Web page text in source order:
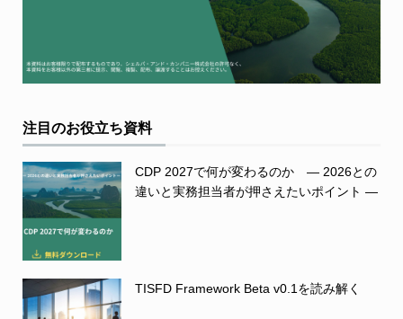
注目のお役立ち資料
CDP 2027で何が変わるのか ― 2026との
違いと実務担当者が押さえたいポイント ―
TISFD Framework Beta v0.1を読み解く